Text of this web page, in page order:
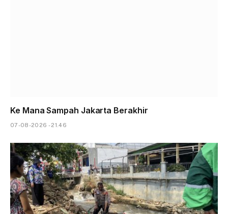
Ke Mana Sampah Jakarta Berakhir
07-08-2026 - 21.46